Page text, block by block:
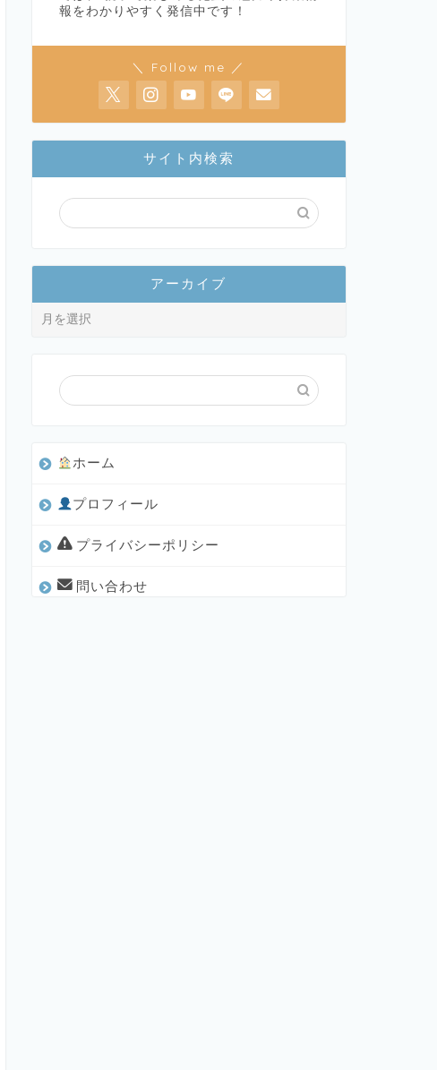
報をわかりやすく発信中です！
＼ Follow me ／
サイト内検索
アーカイブ
ホーム
プロフィール
プライバシーポリシー
問い合わせ